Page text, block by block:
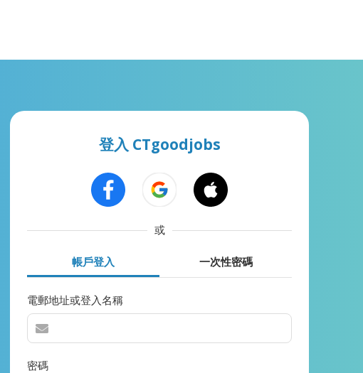
登入 CTgoodjobs
或
帳戶登入 一次性密碼
電郵地址或登入名稱
密碼